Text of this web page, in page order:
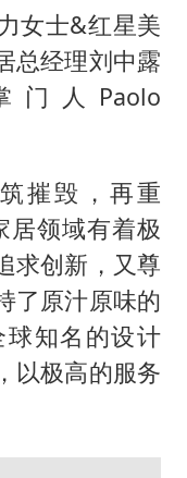
知名的设计
以极高的服务
年历史的保
、首席设计
大利馆室内设
富的经验。